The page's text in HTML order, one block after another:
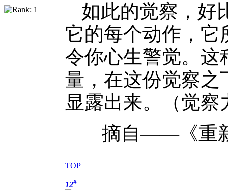
如此的觉察，好
它的每个动作，它
令你心生警觉。这
量，在这份觉察之
显露出来。（觉察
摘自——《重
TOP
12#